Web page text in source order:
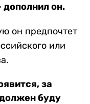
дополнил он.
он предпочтет
или
за
буду